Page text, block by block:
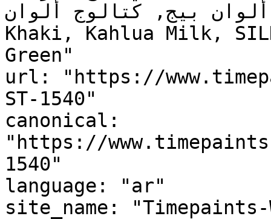
ألوان بيج, كتالوج ألوان ST-1540, ST-1540, Explorer
Khaki, Kahlua Milk,
Green"
url: "https://
ST-1540"
canonical:
"https://
1540"
language: "ar"
site_name: